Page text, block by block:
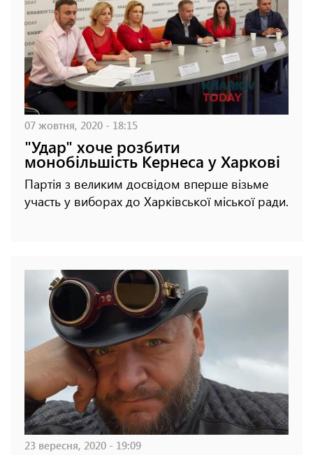
07 жовтня, 2020 - 18:15
"Удар" хоче розбити
монобільшість Кернеса у Харкові
Партія з великим досвідом вперше візьме
участь у виборах до Харківської міської ради.
23 вересня, 2020 - 19:09